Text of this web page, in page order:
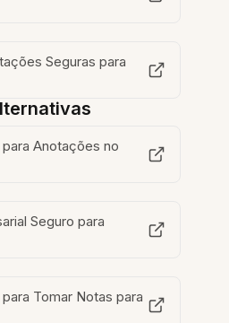
Seguras para
Anotações no
Seguro para
Tomar Notas para